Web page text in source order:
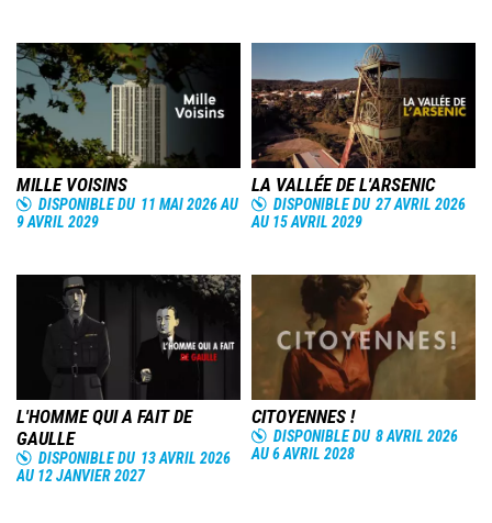
Image
MILLE VOISINS
DISPONIBLE DU 11 MAI 2026AU
9 AVRIL 2029
Image
LA VALLÉE DE L'ARSENIC
DISPONIBLE DU 27 AVRIL 2026
AU 15 AVRIL 2029
Image
L'HOMME QUI A FAIT DE
GAULLE
DISPONIBLE DU 13 AVRIL 2026
AU 12 JANVIER 2027
Image
CITOYENNES !
DISPONIBLE DU 8 AVRIL 2026
AU6 AVRIL 2028